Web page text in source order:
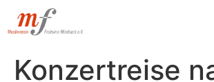
Konzertreise